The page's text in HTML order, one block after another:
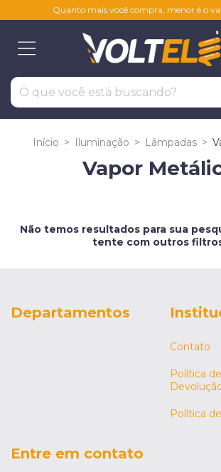
Quanto mais você compra, menor é o
Início > Iluminação > Lâmpadas >
Vapor
Não temos resultados para sua
tente com outros
Departamentos
Contato
Política
Política
Entre em contato